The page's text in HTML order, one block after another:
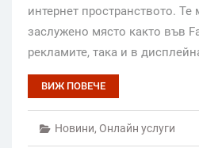
интернет пространството. Те
заслужено място както във
рекламите, така и в
ВИЖ ПОВЕЧЕ
Новини, Онлайн услуги